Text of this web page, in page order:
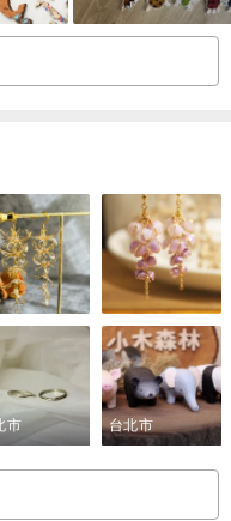
市 台北市